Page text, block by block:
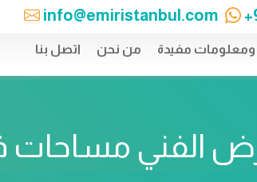
info@emiristanbul.com
ومعلومات مفيدة من نحن اتصل بنا
الفني